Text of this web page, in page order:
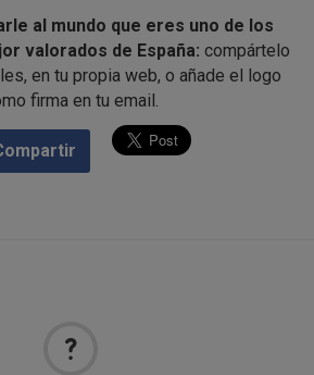
al mundo que eres uno de los
valorados de España: compártelo
en tu propia web, o añade el logo
firma en tu email.